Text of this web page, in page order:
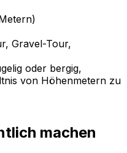
Gravel-Tour,
oder bergig,
von Höhenmetern zu
machen